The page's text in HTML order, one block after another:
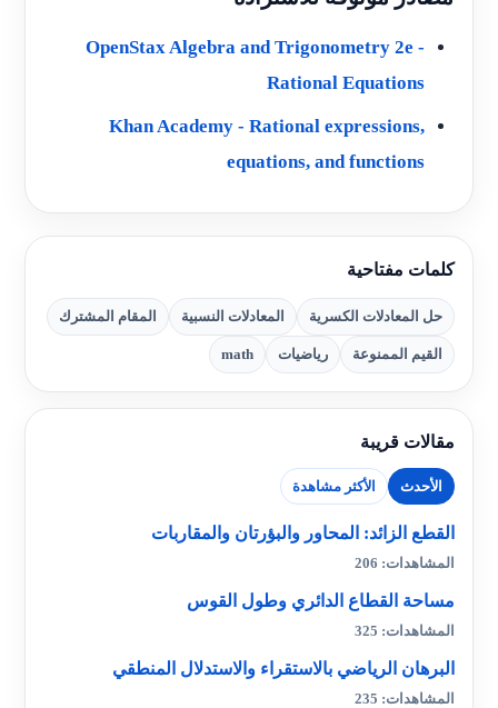
2
OpenStax Algebra and Trigonometry 2e -
Rational Equations
Khan Academy - Rational expressions,
equations, and functions
كلمات مفتاحية
حل المعادلات الكسرية المعادلات النسبية المقام المشترك
القيم الممنوعة رياضيات math
مقالات قريبة
الأحدث الأكثر مشاهدة
القطع الزائد: المحاور والبؤرتان والمقاربات
المشاهدات: 206
مساحة القطاع الدائري وطول القوس
المشاهدات: 325
البرهان الرياضي بالاستقراء والاستدلال المنطقي
المشاهدات: 235